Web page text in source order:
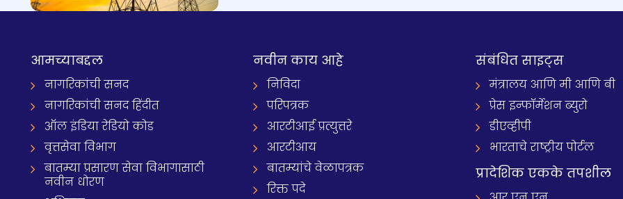
आमच्याबद्दल
नागरिकांची सनद
नागरिकांची सनद हिंदीत
ऑल इंडिया रेडियो कोड
वृत्तसेवा विभाग
बातम्या प्रसारण सेवा विभागासाठी
नवीन धोरण
नवीन काय आहे
निविदा
परिपत्रक
आरटीआई प्रत्युत्तरे
आरटीआय
बातम्यांचे वेळापत्रक
रिक्त पदे
संबंधित साइट्स
मंत्रालय आणि मी आणि बी
प्रेस इन्फॉर्मेशन ब्युरो
डीएव्हीपी
भारताचे राष्ट्रीय पोर्टल
प्रादेशिक एकके तपशील